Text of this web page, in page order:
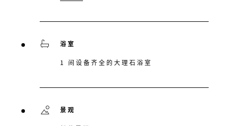
浴室
1 间设备齐全的大理石浴室
景观